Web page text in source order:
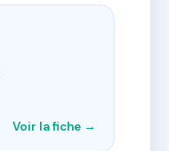
Voir la fiche →